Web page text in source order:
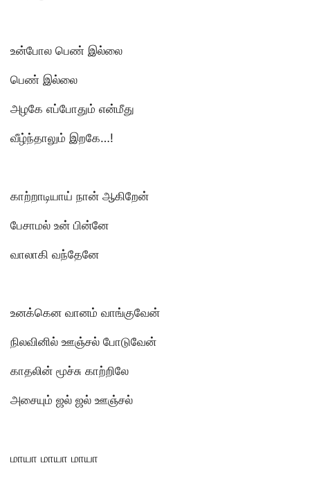
உன்போல பெண் இல்லை
பெண் இல்லை
அழகே எப்போதும் என்மீது
வீழ்ந்தாலும் இறகே…!
காற்றாடியாய் நான் ஆகிறேன்
பேசாமல் உன் பின்னே
வாலாகி வந்தேனே
உனக்கென வானம் வாங்குவேன்
நிலவினில் ஊஞ்சல் போடுவேன்
காதலின் மூச்சு காற்றிலே
அசையும் ஜல் ஜல் ஊஞ்சல்
மாயா மாயா மாயா